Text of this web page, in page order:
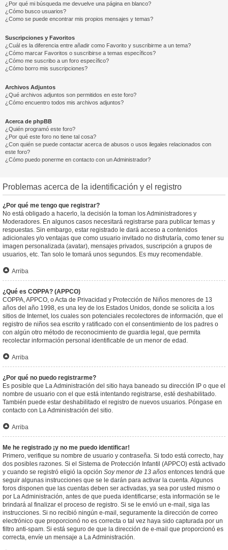
¿Por qué mi búsqueda me devuelve una página en blanco?
¿Cómo busco usuarios?
¿Como se puede encontrar mis propios mensajes y temas?
Suscripciones y Favoritos
¿Cuál es la diferencia entre añadir como Favorito y suscribirme a un tema?
¿Cómo marcar Favoritos o suscribirse a temas específicos?
¿Cómo me suscribo a un foro específico?
¿Cómo borro mis suscripciones?
Archivos Adjuntos
¿Qué archivos adjuntos son permitidos en este foro?
¿Cómo encuentro todos mis archivos adjuntos?
Acerca de phpBB
¿Quién programó este foro?
¿Por qué este foro no tiene tal cosa?
¿Con quién se puede contactar acerca de abusos o usos ilegales relacionados con
este foro?
¿Cómo puedo ponerme en contacto con un Administrador?
Problemas acerca de la identificación y el registro
¿Por qué me tengo que registrar?
No está obligado a hacerlo, la decisión la toman los Administradores y
Moderadores. En algunos casos necesitará registrarse para publicar temas y
respuestas. Sin embargo, estar registrado le dará acceso a contenidos
adicionales y/o ventajas que como usuario invitado no disfrutaría, como tener su
imagen personalizada (avatar), mensajes privados, suscripción a grupos de
usuarios, etc. Tan solo le tomará unos segundos. Es muy recomendable.
Arriba
¿Qué es COPPA? (APPCO)
COPPA, APPCO, o Acta de Privacidad y Protección de Niños menores de 13
años del año 1998, es una ley de los Estados Unidos, donde se solicita a los
sitios de Internet, los cuales son potenciales recolectores de información, que el
registro de niños sea escrito y ratificado con el consentimiento de los padres o
con algún otro método de reconocimiento de guardia legal, que permita
recolectar información personal identificable de un menor de edad.
Arriba
¿Por qué no puedo registrarme?
Es posible que La Administración del sitio haya baneado su dirección IP o que el
nombre de usuario con el que está intentando registrarse, esté deshabilitado.
También puede estar deshabilitado el registro de nuevos usuarios. Póngase en
contacto con La Administración del sitio.
Arriba
Me he registrado ¡y no me puedo identificar!
Primero, verifique su nombre de usuario y contraseña. Si todo está correcto, hay
dos posibles razones. Si el Sistema de Protección Infantil (APPCO) está activado
y cuando se registró eligió la opción Soy menor de 13 años entonces tendrá que
seguir algunas instrucciones que se le darán para activar la cuenta. Algunos
foros disponen que las cuentas deben ser activadas, ya sea por usted mismo o
por La Administración, antes de que pueda identificarse; esta información se le
brindará al finalizar el proceso de registro. Si se le envió un e-mail, siga las
instrucciones. Si no recibió ningún e-mail, seguramente la dirección de correo
electrónico que proporcionó no es correcta o tal vez haya sido capturada por un
filtro anti-spam. Si está seguro de que la dirección de e-mail que proporcionó es
correcta, envíe un mensaje a La Administración.